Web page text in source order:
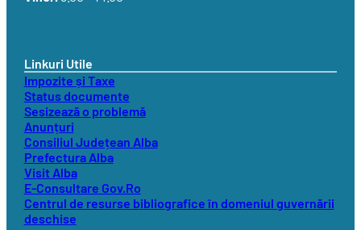
Linkuri Utile
Impozite și Taxe
Status documente
Sesizează o problemă
Anunțuri
Consiliul Județean Alba
Prefectura Alba
Visit Alba
E-Consultare Gov.Ro
Centrul de resurse bibliografice în domeniul guvernării
deschise